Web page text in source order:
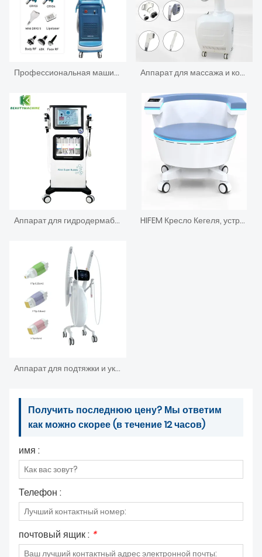
Профессиональная машина для замораживания жира Крио Липо Тело Скульптурирование Аппарат для массажа и коррекции фигуры LPG, косметический и скульптурный, Velashape
Аппарат для гидродермабразии Алиса Пузырь Вода 7 в 1 HIFEM Кресло Кегеля, устройство для укрепления мышц тазового дна
Аппарат для подтяжки и укрепления кожи лица Ультраформер МПТ Волонемер РЧ
Получить последнюю цену? Мы ответим
как можно скорее (в течение 12 часов)
имя :
Телефон :
почтовый ящик : *